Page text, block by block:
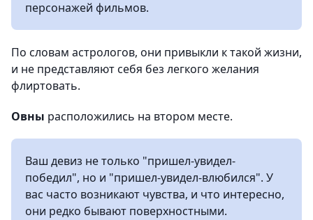
персонажей фильмов.
По словам астрологов, они привыкли к такой жизни,
и не представляют себя без легкого желания
флиртовать.
Овны расположились на втором месте.
Ваш девиз не только "пришел-увидел-
победил", но и "пришел-увидел-влюбился". У
вас часто возникают чувства, и что интересно,
они редко бывают поверхностными.